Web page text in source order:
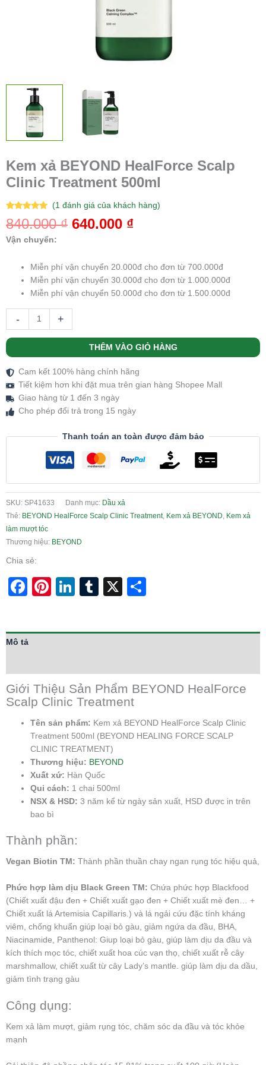
Kem xả BEYOND HealForce Scalp
Clinic Treatment 500ml
5.00 trên 5
dựa trên
1
(1đánh giá của khách hàng)
840.000₫ 640.000 ₫
Vận chuyển:
Miễn phí vận chuyển 20.000đ cho đơn từ 700.000đ
Miễn phí vận chuyển 30.000đ cho đơn từ 1.000.000đ
Miễn phí vận chuyển 50.000đ cho đơn từ 1.500.000đ
- +
THÊM VÀO GIỎ HÀNG
Cam kết 100% hàng chính hãng
Tiết kiệm hơn khi đặt mua trên gian hàng Shopee Mall
Giao hàng từ 1 đến 3 ngày
Cho phép đổi trả trong 15 ngày
Thanh toán an toàn được đảm bảo
SKU: SP41633 Danh mục: Dầu xả
Thẻ: BEYOND HealForce Scalp Clinic Treatment, Kem xả BEYOND, Kem xả
làm mượt tóc
Thương hiệu: BEYOND
Chia sẻ:
Facebook
Pinterest
LinkedIn
Tumblr
X
Mô tả
Giới Thiệu Sản Phẩm BEYOND HealForce
Scalp Clinic Treatment
Tên sản phẩm: Kem xả BEYOND HealForce Scalp Clinic
Treatment 500ml (BEYOND HEALING FORCE SCALP
CLINIC TREATMENT)
Thương hiệu: BEYOND
Xuất xứ: Hàn Quốc
Qui cách: 1 chai 500ml
NSX & HSD: 3 năm kể từ ngày sản xuất, HSD được in trên
bao bì
Thành phần:
Vegan Biotin TM: Thành phần thuần chay ngan rụng tóc hiệu quả,
Phức hợp làm dịu Black Green TM: Chứa phức hợp Blackfood
(Chiết xuất đậu đen + Chiết xuất gạo đen + Chiết xuất mè đen… +
Chiết xuất lá Artemisia Capillaris.) và lá ngải cứu đặc tính kháng
viêm, chống khuẩn giúp loại bỏ gàu, giảm ngứa da đầu, BHA,
Niacinamide, Panthenol: Giup loại bỏ gàu, giúp làm dịu da đầu và
kích thích mọc tóc, chiết xuất hoa cúc vạn thọ, chiết xuất rễ cây
marshmallow, chiết xuất từ cây Lady’s mantle. giúp làm dịu da dầu,
giảm tình trạng gàu
Công dụng:
Kem xả làm mượt, giảm rụng tóc, chăm sóc da đầu và tóc khỏe
mạnh